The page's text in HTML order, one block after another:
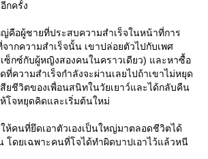
กครั้ง
คือผู้ชายที่ประสบความสำเร็จในหน้าที่การ
ากความสำเร็จนั้น เขาปล่อยตัวไปกับเพศ
เซ็กซ์กับผู้หญิงสองคนในคราวเดียว) และหาซื้อ
ความสำเร็จกำลังจะผ่านเลยไปถ้าเขาไม่หยุด
สียชีวิตของเพื่อนสนิทในวัยเยาว์และได้กลับคืน
โจหยุดคิดและเริ่มต้นใหม่
ห้คนที่ยึดเอาตัวเองเป็นใหญ่มาตลอดชีวิตได้
โดยเฉพาะคนที่โจได้ทำผิดบาปเอาไว้แล้วหนี